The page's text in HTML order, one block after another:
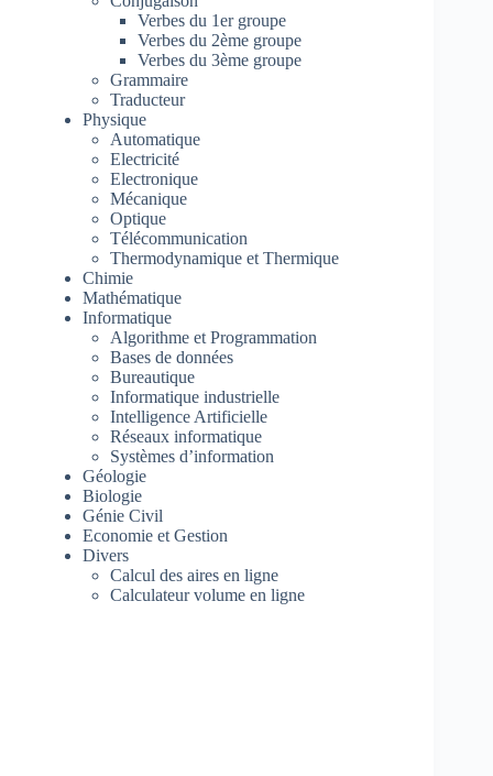
Verbes du 1er groupe
Verbes du 2ème groupe
Verbes du 3ème groupe
Grammaire
Traducteur
Physique
Automatique
Electricité
Electronique
Mécanique
Optique
Télécommunication
Thermodynamique et Thermique
Chimie
Mathématique
Informatique
Algorithme et Programmation
Bases de données
Bureautique
Informatique industrielle
Intelligence Artificielle
Réseaux informatique
Systèmes d’information
Géologie
Biologie
Génie Civil
Economie et Gestion
Divers
Calcul des aires en ligne
Calculateur volume en ligne